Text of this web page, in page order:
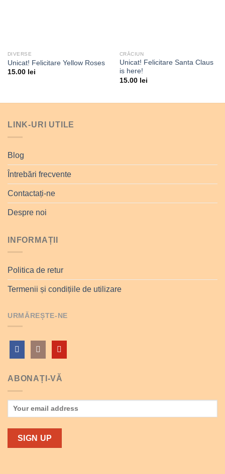
DIVERSE
Unicat! Felicitare Yellow Roses
15.00 lei
CRĂCIUN
Unicat! Felicitare Santa Claus
is here!
15.00 lei
LINK-URI UTILE
Blog
Întrebări frecvente
Contactați-ne
Despre noi
INFORMAȚII
Politica de retur
Termenii și condițiile de utilizare
URMĂREȘTE-NE
ABONAȚI-VĂ